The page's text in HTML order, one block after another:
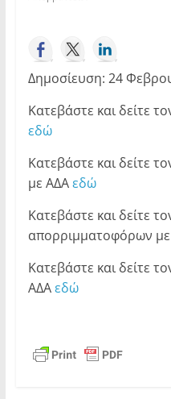
Δημοσίευση: 24
Κατεβάστε και δείτε
εδώ
Κατεβάστε και δείτε
με ΑΔΑεδώ
Κατεβάστε και δείτε
απορριμματοφόρων
Κατεβάστε και δείτε
ΑΔΑεδώ